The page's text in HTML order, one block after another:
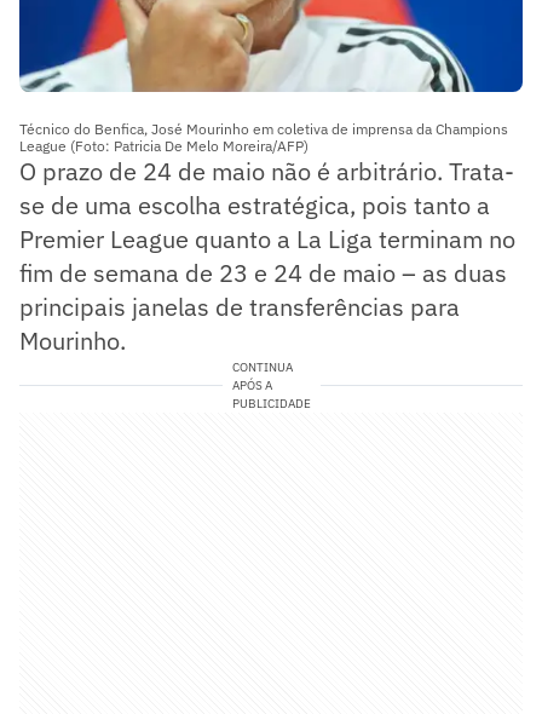
Técnico do Benfica, José Mourinho em coletiva de imprensa da Champions
League (Foto: Patricia De Melo Moreira/AFP)
O prazo de 24 de maio não é arbitrário. Trata-
se de uma escolha estratégica, pois tanto a
Premier League quanto a La Liga terminam no
fim de semana de 23 e 24 de maio – as duas
principais janelas de transferências para
Mourinho.
CONTINUA
APÓS A
PUBLICIDADE